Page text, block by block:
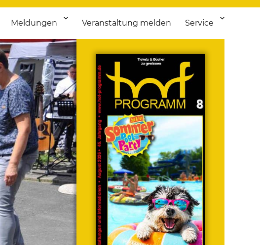
Theater bis Flohmarkt.
Meldungen Veranstaltung melden Service